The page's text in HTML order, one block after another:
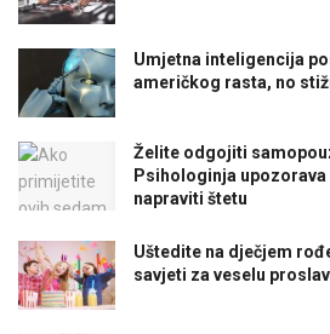
Umjetna inteligencija
američkog rasta, no
Želite odgojiti
Psihologinja
napraviti štetu
Uštedite na dječjem
savjeti za veselu